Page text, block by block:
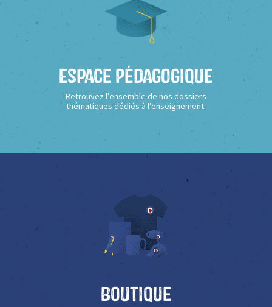
Espace Pédagogique
Retrouvez l’ensemble de nos dossiers
thématiques dédiés à l’enseignement.
Boutique